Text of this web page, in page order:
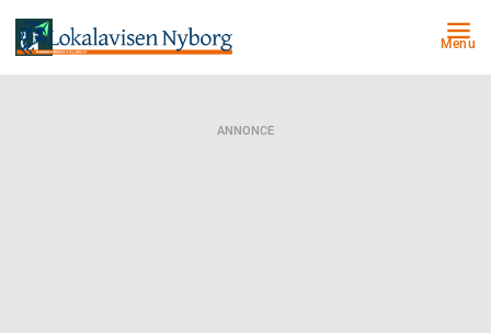
Menu
ANNONCE